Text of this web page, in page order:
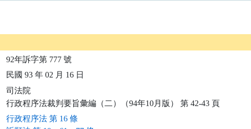
92年訴字第 777 號
民國 93 年 02 月 16 日
司法院
行政程序法裁判要旨彙編（二）（94年10月版） 第 42-43 頁
行政程序法 第 16 條